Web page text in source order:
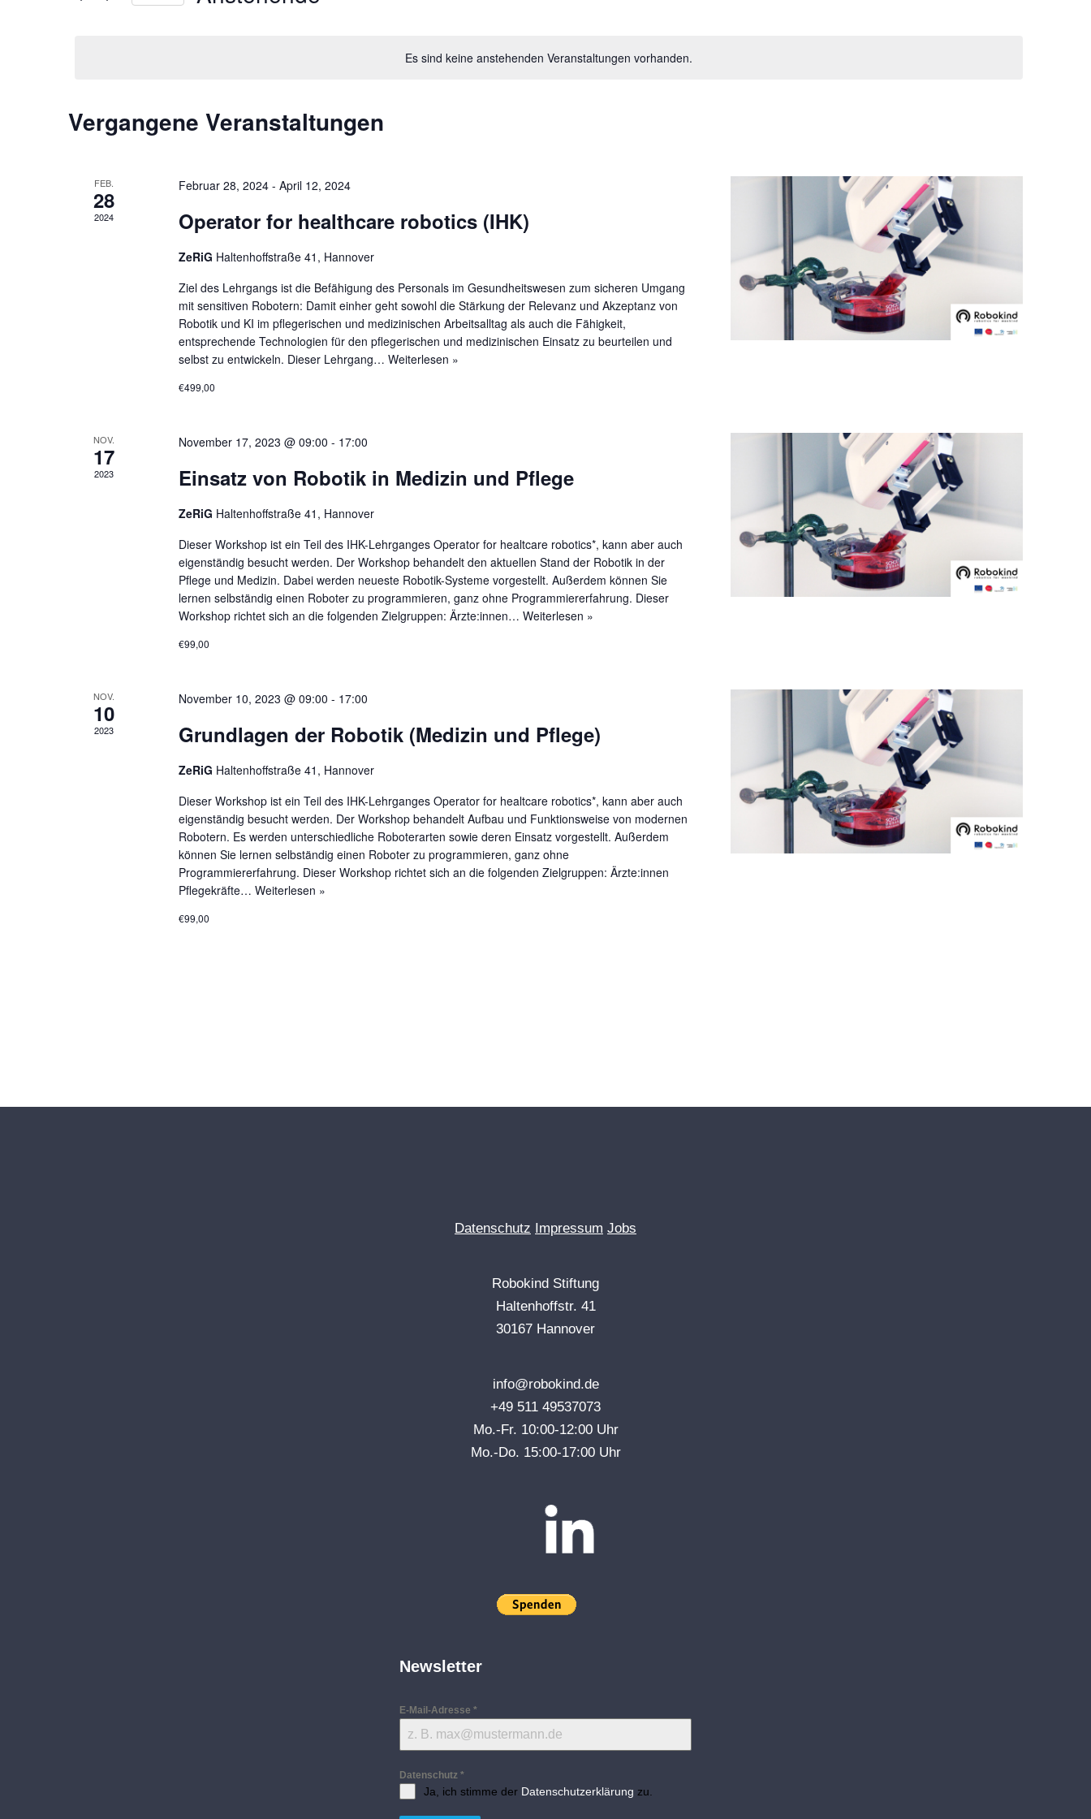
Es sind keine anstehenden Veranstaltungen vorhanden.
Navigation
Vergangene Veranstaltungen
FEB.
28
2024
Februar 28, 2024- April 12, 2024
Operator for healthcare robotics (IHK)
ZeRiG Haltenhoffstraße 41, Hannover
Ziel des Lehrgangs ist die Befähigung des Personals im Gesundheitswesen zum sicheren Umgang
mit sensitiven Robotern: Damit einher geht sowohl die Stärkung der Relevanz und Akzeptanz von
Robotik und KI im pflegerischen und medizinischen Arbeitsalltag als auch die Fähigkeit,
entsprechende Technologien für den pflegerischen und medizinischen Einsatz zu beurteilen und
selbst zu entwickeln. Dieser Lehrgang… Weiterlesen »
€499,00
NOV.
17
2023
November 17, 2023 @ 09:00 - 17:00
Einsatz von Robotik in Medizin und Pflege
ZeRiG Haltenhoffstraße 41, Hannover
Dieser Workshop ist ein Teil des IHK-Lehrganges Operator for healtcare robotics*, kann aber auch
eigenständig besucht werden. Der Workshop behandelt den aktuellen Stand der Robotik in der
Pflege und Medizin. Dabei werden neueste Robotik-Systeme vorgestellt. Außerdem können Sie
lernen selbständig einen Roboter zu programmieren, ganz ohne Programmiererfahrung. Dieser
Workshop richtet sich an die folgenden Zielgruppen: Ärzte:innen… Weiterlesen »
€99,00
NOV.
10
2023
November 10, 2023 @ 09:00 - 17:00
Grundlagen der Robotik (Medizin und Pflege)
ZeRiG Haltenhoffstraße 41, Hannover
Dieser Workshop ist ein Teil des IHK-Lehrganges Operator for healtcare robotics*, kann aber auch
eigenständig besucht werden. Der Workshop behandelt Aufbau und Funktionsweise von modernen
Robotern. Es werden unterschiedliche Roboterarten sowie deren Einsatz vorgestellt. Außerdem
können Sie lernen selbständig einen Roboter zu programmieren, ganz ohne
Programmiererfahrung. Dieser Workshop richtet sich an die folgenden Zielgruppen: Ärzte:innen
Pflegekräfte… Weiterlesen »
€99,00
Datenschutz Impressum Jobs
Robokind Stiftung
Haltenhoffstr. 41
30167 Hannover
info@robokind.de
+49 511 49537073
Mo.-Fr. 10:00-12:00 Uhr
Mo.-Do. 15:00-17:00 Uhr
Newsletter
E-Mail-Adresse *
Datenschutz *
Ja, ich stimme der Datenschutzerklärung zu.